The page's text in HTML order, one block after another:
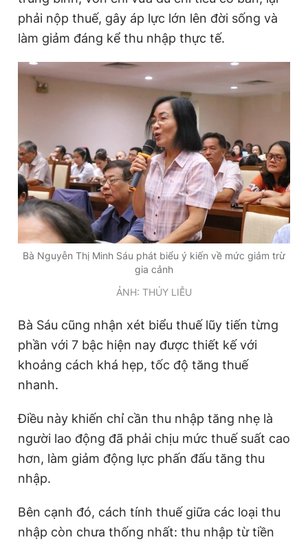
phải nộp thuế, gây áp lực lớn lên đời sống và
làm giảm đáng kể thu nhập thực tế.
Bà Nguyễn Thị Minh Sáu phát biểu ý kiến về mức giảm trừ
gia cảnh
ẢNH: THÚY LIỄU
Bà Sáu cũng nhận xét biểu thuế lũy tiến từng
phần với 7 bậc hiện nay được thiết kế với
khoảng cách khá hẹp, tốc độ tăng thuế
nhanh.
Điều này khiến chỉ cần thu nhập tăng nhẹ là
người lao động đã phải chịu mức thuế suất cao
hơn, làm giảm động lực phấn đấu tăng thu
nhập.
Bên cạnh đó, cách tính thuế giữa các loại thu
nhập còn chưa thống nhất: thu nhập từ tiền